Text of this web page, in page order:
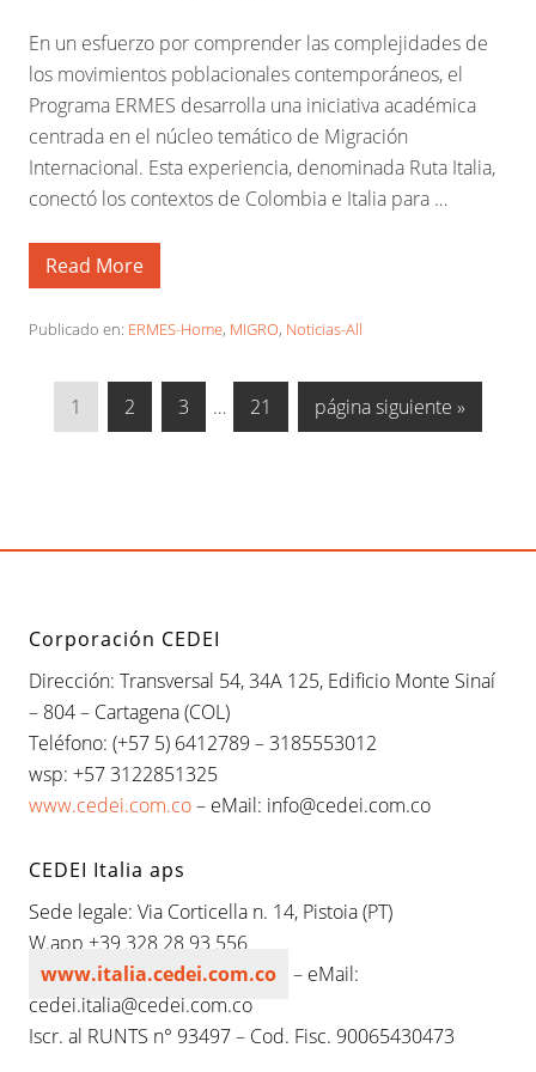
a
c
i
ó
n
n
t
r
e
n
f
a
i
t
z
a
l
d
e
s
a
r
r
o
o
n
t
e
g
r
a
l
En un esfuerzo por comprender las complejidades de
los movimientos poblacionales contemporáneos, el
Programa ERMES desarrolla una iniciativa académica
centrada en el núcleo temático de Migración
Internacional. Esta experiencia, denominada Ruta Italia,
conectó los contextos de Colombia e Italia para …
M
o
e
s
e
a
c
u
s
i
n
:
L
a
p
e
r
i
e
n
c
i
a
d
Read More
Publicado en: ERMES-Home, MIGRO, Noticias-All
I
r
p
i
n
a
1
I
r
p
i
n
a
2
I
r
p
i
n
a
3
Páginas
intermedias
…
I
r
p
n
21
I
r
página siguiente »
Corporación CEDEI
Dirección: Transversal 54, 34A 125, Edificio Monte Sinaí
– 804 – Cartagena (COL)
Teléfono: (+57 5) 6412789 – 3185553012
wsp: +57 3122851325
www.cedei.com.co– eMail: info@cedei.com.co
CEDEI Italia aps
Sede legale: Via Corticella n. 14, Pistoia (PT)
W.app +39 328 28 93 556
www.italia.cedei.com.co
– eMail:
cedei.italia@cedei.com.co
Iscr. al RUNTS n° 93497 – Cod. Fisc. 90065430473